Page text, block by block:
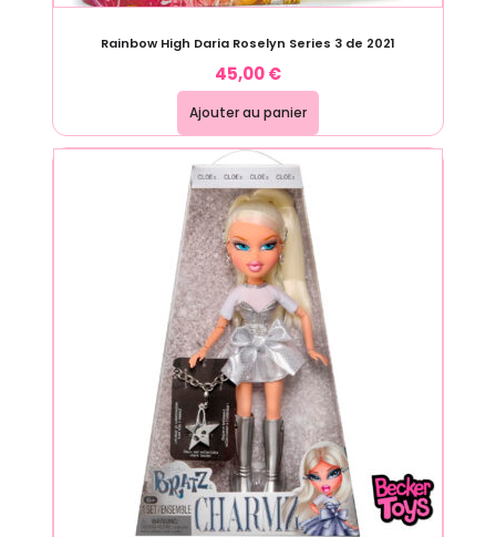
Rainbow High Daria Roselyn Series 3 de 2021
45,00€
Ajouter au panier